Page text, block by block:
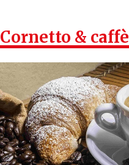
Cornetto & caffè